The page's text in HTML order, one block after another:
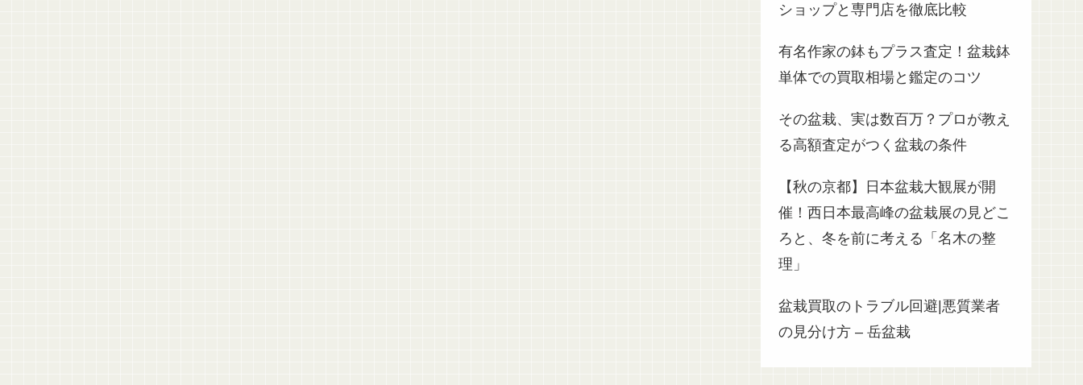
ショップと専門店を徹底比較
有名作家の鉢もプラス査定！盆栽鉢
単体での買取相場と鑑定のコツ
その盆栽、実は数百万？プロが教え
る高額査定がつく盆栽の条件
【秋の京都】日本盆栽大観展が開
催！西日本最高峰の盆栽展の見どこ
ろと、冬を前に考える「名木の整
理」
盆栽買取のトラブル回避|悪質業者
の見分け方 – 岳盆栽